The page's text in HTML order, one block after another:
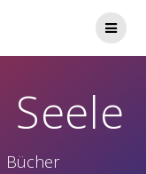
Seele
Bücher